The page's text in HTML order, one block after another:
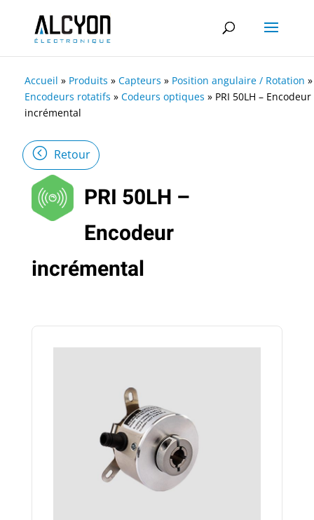
Accueil » Produits » Capteurs » Position angulaire / Rotation »
Encodeurs rotatifs » Codeurs optiques » PRI 50LH – Encodeur
incrémental
Retour
PRI 50LH –
Encodeur
incrémental